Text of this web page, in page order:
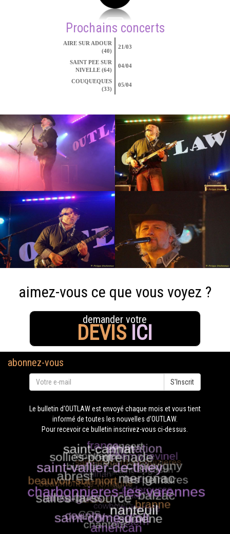
Prochains concerts
AIRE SUR ADOUR
(40)
21/03
SAINT PEE SUR
NIVELLE (64)
04/04
COUQUEQUES
(33)
05/04
aimez-vous ce que vous voyez ?
demander votre
DEVIS ICI
abonnez-vous
S'Inscrit
Le bulletin d'OUTLAW est envoyé chaque mois et vous tient
informé de toutes les nouvelles d'OUTLAW.
Pour recevoir ce bulletin inscrivez-vous ci-dessus.